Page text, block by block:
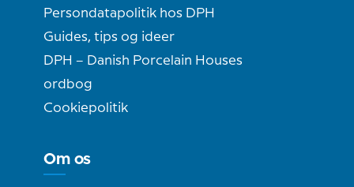
Persondatapolitik hos DPH
Guides, tips og ideer
DPH – Danish Porcelain Houses
ordbog
Cookiepolitik
Om os